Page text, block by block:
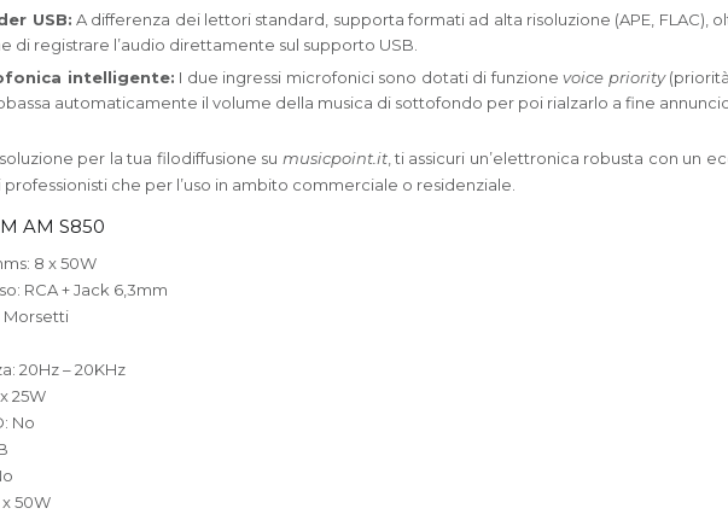
USB: A differenza dei lettori standard, supporta formati ad alta risoluzione (APE, FLAC),
di registrare l’audio direttamente sul supporto USB.
intelligente: I due ingressi microfonici sono dotati di funzione voice priority
automaticamente il volume della musica di sottofondo per poi rialzarlo a fine
per la tua filodiffusione su musicpoint.it, ti assicuri un’elettronica robusta con un
professionisti che per l’uso in ambito commerciale o residenziale.
AM S850
8 x 50W
RCA + Jack 6,3mm
Morsetti
20Hz – 20KHz
25W
No
50W